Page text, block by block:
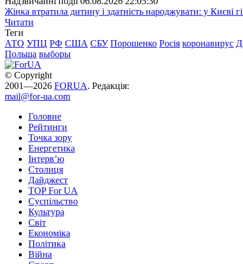
Жінка втратила дитину і здатність народжувати: у Києві
Читати
Теги
АТО УПЦ РФ США СБУ Порошенко Росія коронавирус
Польша выборы
© Copyright
2001—2026 FORUA. Редакція:
mail@for-ua.com
Головне
Рейтинги
Точка зору
Енергетика
Інтерв’ю
Столиця
Дайджест
TOP For UA
Суспiльство
Культура
Світ
Економіка
Політика
Війна